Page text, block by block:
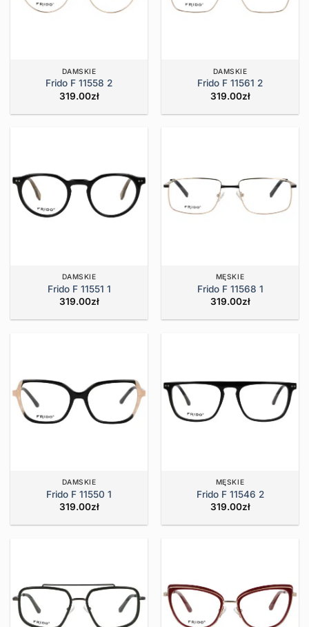
DAMSKIE
Frido F 11558 2
319.00zł
DAMSKIE
Frido F 11561 2
319.00zł
DAMSKIE
Frido F 11551 1
319.00zł
MĘSKIE
Frido F 11568 1
319.00zł
DAMSKIE
Frido F 11550 1
319.00zł
MĘSKIE
Frido F 11546 2
319.00zł